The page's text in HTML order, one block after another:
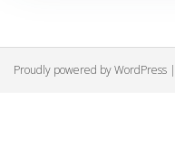
Proudly powered by WordPress |